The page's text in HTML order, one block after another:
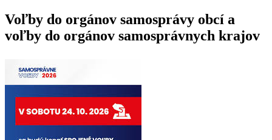
Voľby do orgánov samosprávy obcí a
voľby do orgánov samosprávnych krajov